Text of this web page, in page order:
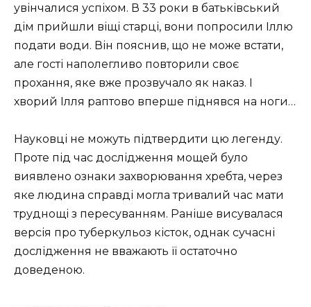
увінчалися успіхом. В 33 роки в батьківський
дім прийшли віщі старці, вони попросили Іллю
подати води. Він пояснив, що не може встати,
але гості наполегливо повторили своє
прохання, яке вже прозвучало як наказ. І
хворий Ілля раптово вперше піднявся на ноги…
Науковці не можуть підтвердити цю легенду.
Проте під час дослідження мощей було
виявлено ознаки захворювання хребта, через
яке людина справді могла тривалий час мати
труднощі з пересуванням. Раніше висувалася
версія про туберкульоз кісток, однак сучасні
дослідження не вважають її остаточно
доведеною.